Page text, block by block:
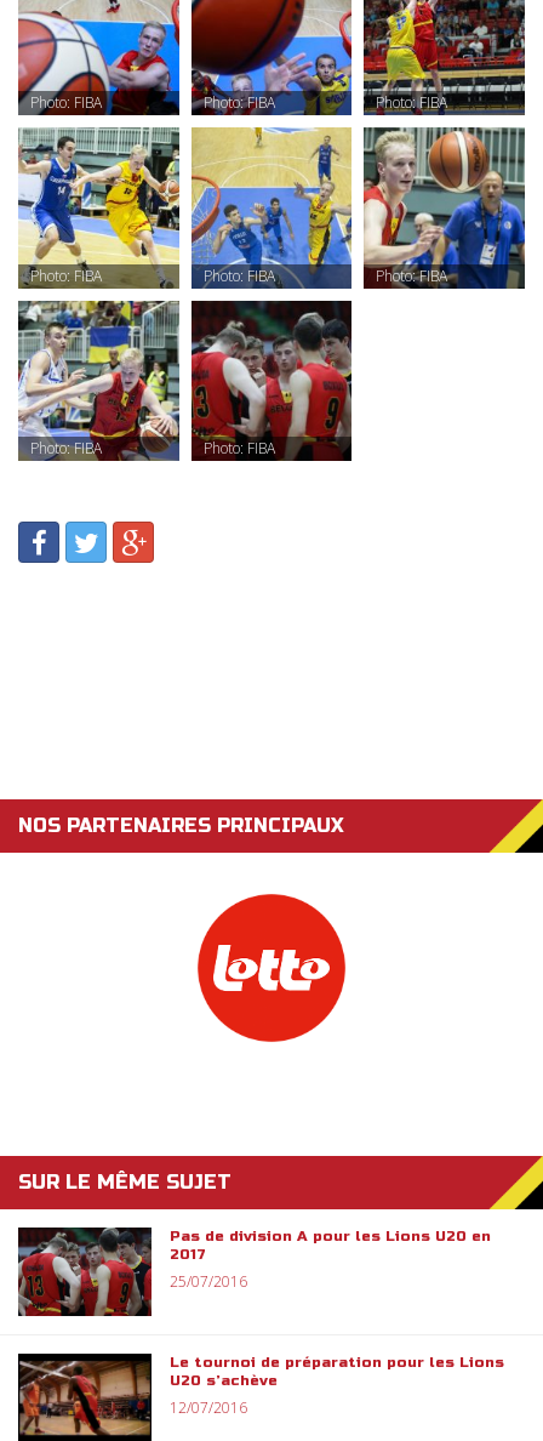
Photo: FIBA Photo: FIBA Photo: FIBA
Photo: FIBA Photo: FIBA Photo: FIBA
Photo: FIBA Photo: FIBA
NOS PARTENAIRES PRINCIPAUX
SUR LE MÊME SUJET
Pas de division A pour les Lions U20 en
2017
25/07/2016
Le tournoi de préparation pour les Lions
U20 s’achève
12/07/2016